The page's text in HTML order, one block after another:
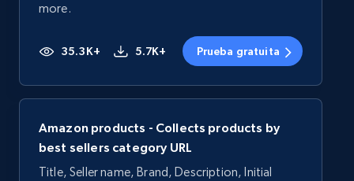
more.
35.3K+ 5.7K+ Prueba gratuita
Amazon products - Collects products by
best sellers category URL
Title, Seller name, Brand, Description, Initial